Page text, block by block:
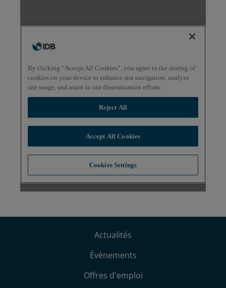
Actualités
Évènements
Offres d'emploi